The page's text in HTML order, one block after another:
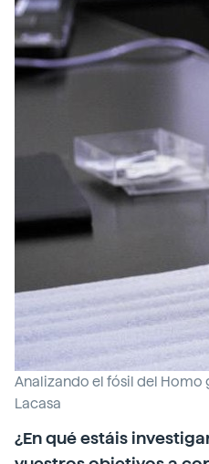
Analizando el fósil del Homo
Lacasa
¿En qué estáis